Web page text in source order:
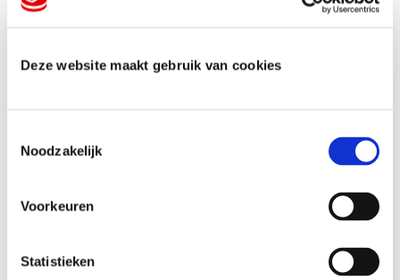
Deze website maakt gebruik van cookies
Noodzakelijk
Voorkeuren
Statistieken
De manier
Blog
De 7